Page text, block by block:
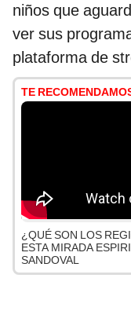
niños que
ver sus
plataforma de
TE
¿QUÉ SON LOS
ESTA MIRADA
SANDOVAL